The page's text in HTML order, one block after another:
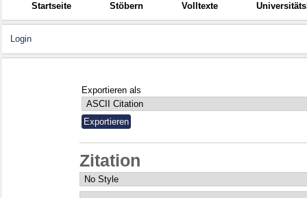
Startseite Stöbern Volltexte
Login
Exportieren als
Zitation